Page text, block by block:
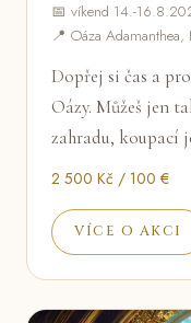
📅 víkend 14.-
📍 Oáza
Dopřej si čas a
Oázy. Můžeš jen
zahradu, koupací
2 500 Kč / 100 €
VÍCE O AKCI